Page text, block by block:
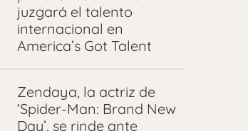
juzgará el talento
internacional en
America’s Got Talent
Zendaya, la actriz de
‘Spider-Man: Brand New
Day’, se rinde ante